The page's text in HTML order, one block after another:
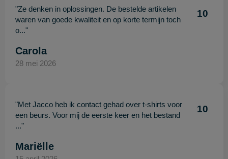
"Ze denken in oplossingen. De bestelde artikelen
waren van goede kwaliteit en op korte termijn toch
o..."
10
Carola
28 mei 2026
"Met Jacco heb ik contact gehad over t-shirts voor
een beurs. Voor mij de eerste keer en het bestand
..."
10
Mariëlle